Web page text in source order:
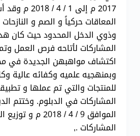
2017 م إلى 1 /
المعاقات حركياً و الصم و
وذوي الدخل المحدود حيث كان
المشاركات لأتاحه فرص العمل
اكتشاف مواهبهن الجديدة في
وبمنهجيه علميه وكفائه عالية
للمنتجات والتي تم عملها و
المشاركات في الدبلوم. وختتم
الموافق 9 / 4 / 2018
المشاركات .,